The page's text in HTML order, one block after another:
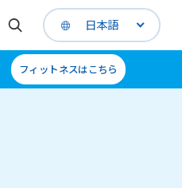
日本語
フィットネスはこちら